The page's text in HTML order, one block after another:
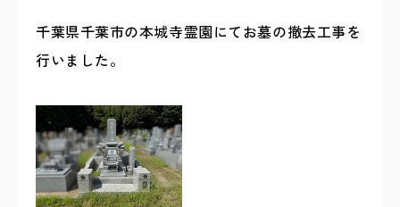
千葉県千葉市の本城寺霊園にてお墓の撤去工事を
行いました。